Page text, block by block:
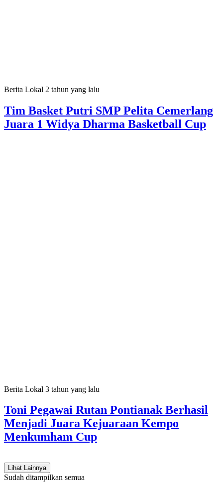
Berita Lokal 2 tahun yang lalu
Tim Basket Putri SMP Pelita Cemerlang
Juara 1 Widya Dharma Basketball Cup
Berita Lokal 3 tahun yang lalu
Toni Pegawai Rutan Pontianak Berhasil
Menjadi Juara Kejuaraan Kempo
Menkumham Cup
Lihat Lainnya
Sudah ditampilkan semua